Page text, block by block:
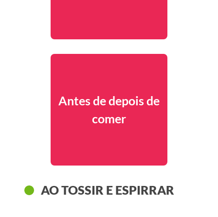
Antes de depois de
comer
AO TOSSIR E ESPIRRAR